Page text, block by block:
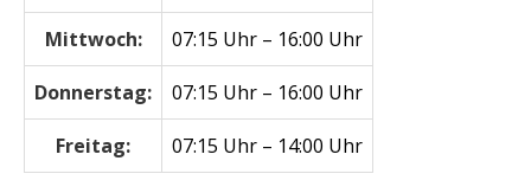
Mittwoch: 07:15 Uhr – 16:00 Uhr
Donnerstag: 07:15 Uhr – 16:00 Uhr
Freitag: 07:15 Uhr – 14:00 Uhr